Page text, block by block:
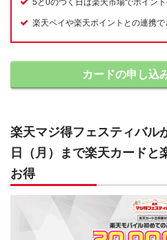
5と0のつく日は楽天市場でポイント
楽天ペイや楽天ポイントとの連携で
カードの申し込
楽天マジ得フェスティバル
日（月）まで楽天カードと
お得